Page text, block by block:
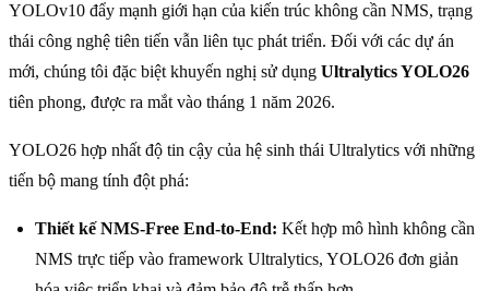
YOLOv10 đẩy mạnh giới hạn của kiến trúc không cần NMS, trạng
thái công nghệ tiên tiến vẫn liên tục phát triển. Đối với các dự án
mới, chúng tôi đặc biệt khuyến nghị sử dụng Ultralytics YOLO26
tiên phong, được ra mắt vào tháng 1 năm 2026.
YOLO26 hợp nhất độ tin cậy của hệ sinh thái Ultralytics với những
tiến bộ mang tính đột phá:
Thiết kế NMS-Free End-to-End: Kết hợp mô hình không cần
NMS trực tiếp vào framework Ultralytics, YOLO26 đơn giản